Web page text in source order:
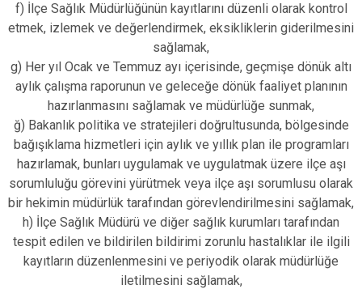
f) İlçe Sağlık Müdürlüğünün kayıtlarını düzenli olarak kontrol
etmek, izlemek ve değerlendirmek, eksikliklerin giderilmesini
sağlamak,
g) Her yıl Ocak ve Temmuz ayı içerisinde, geçmişe dönük altı
aylık çalışma raporunun ve geleceğe dönük faaliyet planının
hazırlanmasını sağlamak ve müdürlüğe sunmak,
ğ) Bakanlık politika ve stratejileri doğrultusunda, bölgesinde
bağışıklama hizmetleri için aylık ve yıllık plan ile programları
hazırlamak, bunları uygulamak ve uygulatmak üzere ilçe aşı
sorumluluğu görevini yürütmek veya ilçe aşı sorumlusu olarak
bir hekimin müdürlük tarafından görevlendirilmesini sağlamak,
h) İlçe Sağlık Müdürü ve diğer sağlık kurumları tarafından
tespit edilen ve bildirilen bildirimi zorunlu hastalıklar ile ilgili
kayıtların düzenlenmesini ve periyodik olarak müdürlüğe
iletilmesini sağlamak,